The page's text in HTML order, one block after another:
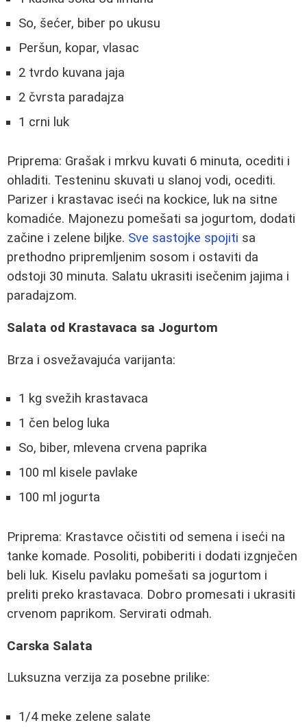
So, šećer, biber po ukusu
Peršun, kopar, vlasac
2 tvrdo kuvana jaja
2 čvrsta paradajza
1 crni luk
Priprema: Grašak i mrkvu kuvati 6 minuta, ocediti i
ohladiti. Testeninu skuvati u slanoj vodi, ocediti.
Parizer i krastavac iseći na kockice, luk na sitne
komadiće. Majonezu pomešati sa jogurtom, dodati
začine i zelene biljke. Sve sastojke spojiti sa
prethodno pripremljenim sosom i ostaviti da
odstoji 30 minuta. Salatu ukrasiti isečenim jajima i
paradajzom.
Salata od Krastavaca sa Jogurtom
Brza i osvežavajuća varijanta:
1 kg svežih krastavaca
1 čen belog luka
So, biber, mlevena crvena paprika
100 ml kisele pavlake
100 ml jogurta
Priprema: Krastavce očistiti od semena i iseći na
tanke komade. Posoliti, pobiberiti i dodati izgnječen
beli luk. Kiselu pavlaku pomešati sa jogurtom i
preliti preko krastavaca. Dobro promesati i ukrasiti
crvenom paprikom. Servirati odmah.
Carska Salata
Luksuzna verzija za posebne prilike:
1/4 meke zelene salate